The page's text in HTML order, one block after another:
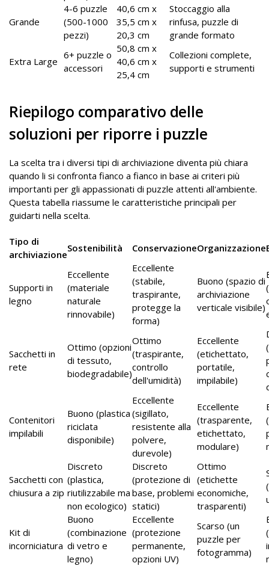
Grande
4-6 puzzle
(500-1000
pezzi)
40,6 cm x
35,5 cm x
20,3 cm
Stoccaggio alla
rinfusa, puzzle di
grande formato
Extra Large
6+ puzzle o
accessori
50,8 cm x
40,6 cm x
25,4 cm
Collezioni complete,
supporti e strumenti
Riepilogo comparativo delle
soluzioni per riporre i puzzle
La scelta tra i diversi tipi di archiviazione diventa più chiara
quando li si confronta fianco a fianco in base ai criteri più
importanti per gli appassionati di puzzle attenti all'ambiente.
Questa tabella riassume le caratteristiche principali per
guidarti nella scelta.
Tipo di
archiviazione
Sostenibilità ConservazioneOrganizzazione
Supporti in
legno
Eccellente
(materiale
naturale
rinnovabile)
Eccellente
(stabile,
traspirante,
protegge la
forma)
Buono (spazio di
archiviazione
verticale visibile)
Sacchetti in
rete
Ottimo (opzioni
di tessuto,
biodegradabile)
Ottimo
(traspirante,
controllo
dell'umidità)
Eccellente
(etichettato,
portatile,
impilabile)
Contenitori
impilabili
Buono (plastica
riciclata
disponibile)
Eccellente
(sigillato,
resistente alla
polvere,
durevole)
Eccellente
(trasparente,
etichettato,
modulare)
Sacchetti con
chiusura a zip
Discreto
(plastica,
riutilizzabile ma
non ecologico)
Discreto
(protezione di
base, problemi
statici)
Ottimo
(etichette
economiche,
trasparenti)
Kit di
incorniciatura
Buono
(combinazione
di vetro e
legno)
Eccellente
(protezione
permanente,
opzioni UV)
Scarso (un
puzzle per
fotogramma)